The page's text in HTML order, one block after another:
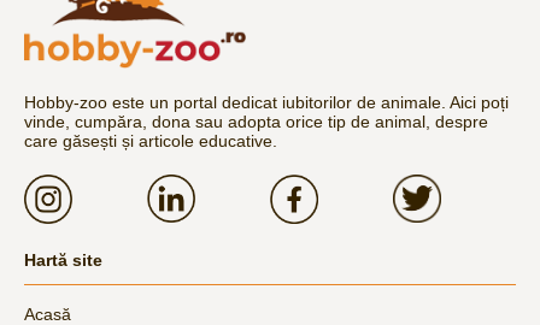
Hobby-zoo este un portal dedicat iubitorilor de animale. Aici poți
vinde, cumpăra, dona sau adopta orice tip de animal, despre
care găsești și articole educative.
Hartă site
Acasă